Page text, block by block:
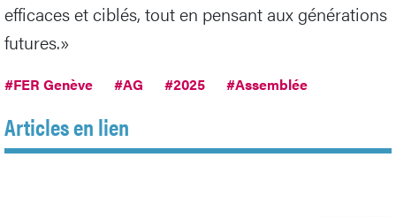
efficaces et ciblés, tout en pensant aux générations
futures.»
#FER Genève #AG #2025 #Assemblée
Articles en lien